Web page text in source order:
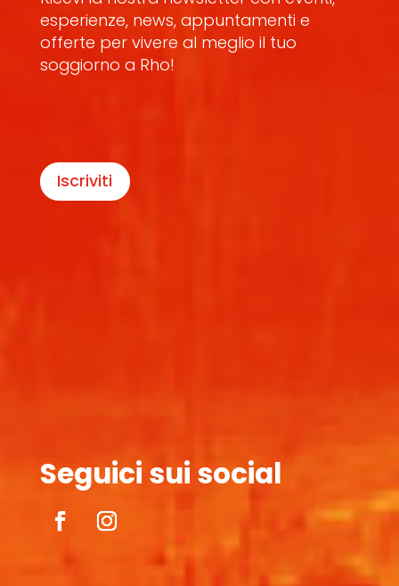
esperienze, news, appuntamenti e
offerte per vivere al meglio il tuo
soggiorno a Rho!
Iscriviti
Seguici sui social